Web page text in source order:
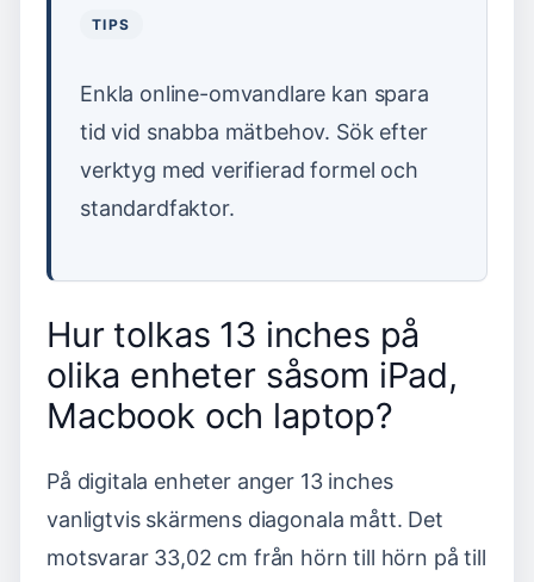
TIPS
Enkla online-omvandlare kan spara
tid vid snabba mätbehov. Sök efter
verktyg med verifierad formel och
standardfaktor.
Hur tolkas 13 inches på
olika enheter såsom iPad,
Macbook och laptop?
På digitala enheter anger 13 inches
vanligtvis skärmens diagonala mått. Det
motsvarar 33,02 cm från hörn till hörn på till